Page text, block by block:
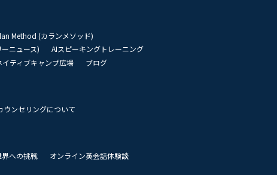
Method (カランメソッド)
ニュース)
AIスピーキングトレーニング
イティブキャンプ広場
ブログ
ウンセリングについて
への挑戦
オンライン英会話体験談